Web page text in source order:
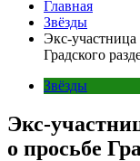
Главная
Звёзды
Экс-
Градского
Звёзды
Экс-
о просьбе